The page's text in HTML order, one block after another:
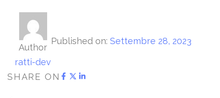
Author
ratti-dev
Published on: Settembre 28, 2023
SHARE ON